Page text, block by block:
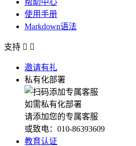
使用手册
Markdown语法
支持  
邀请有礼
私有化部署
如需私有化部署
请添加您的专属客服
或致电：010-86393609
教育认证